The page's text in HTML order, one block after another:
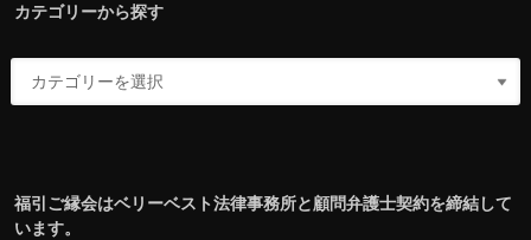
カテゴリーから探す
福引ご縁会はベリーベスト法律事務所と顧問弁護士契約を締結して
います。